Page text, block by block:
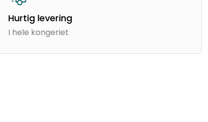
Hurtig levering
I hele kongeriet